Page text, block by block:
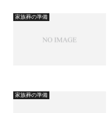
家族葬の準備
家族葬の準備